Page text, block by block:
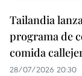
Tailandia
programa de
comida
28/07/2026 20:30